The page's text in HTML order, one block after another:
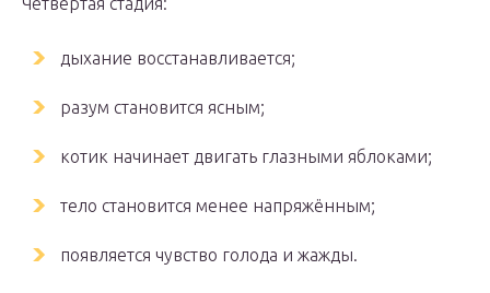
дыхание восстанавливается;
разум становится ясным;
котик начинает двигать глазными яблоками;
тело становится менее напряжённым;
появляется чувство голода и жажды.